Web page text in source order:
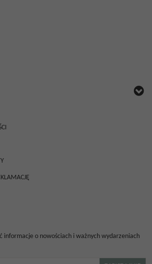
informacje o nowościach i ważnych wydarzeniach